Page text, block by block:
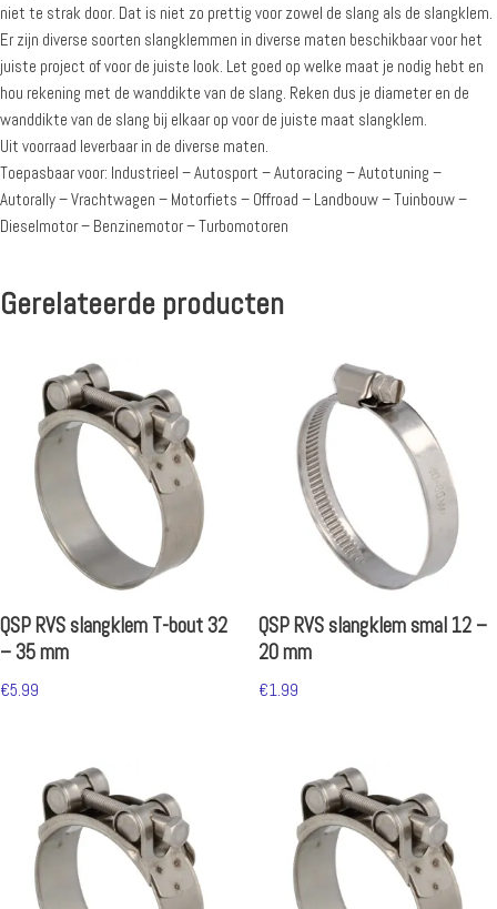
niet te strak door. Dat is niet zo prettig voor zowel de slang als de slangklem.
Er zijn diverse soorten slangklemmen in diverse maten beschikbaar voor het
juiste project of voor de juiste look. Let goed op welke maat je nodig hebt en
hou rekening met de wanddikte van de slang. Reken dus je diameter en de
wanddikte van de slang bij elkaar op voor de juiste maat slangklem.
Uit voorraad leverbaar in de diverse maten.
Toepasbaar voor: Industrieel – Autosport – Autoracing – Autotuning –
Autorally – Vrachtwagen – Motorfiets – Offroad – Landbouw – Tuinbouw –
Dieselmotor – Benzinemotor – Turbomotoren
Gerelateerde producten
QSP RVS slangklem T-bout 32
– 35 mm
€5.99
QSP RVS slangklem smal 12 –
20 mm
€1.99